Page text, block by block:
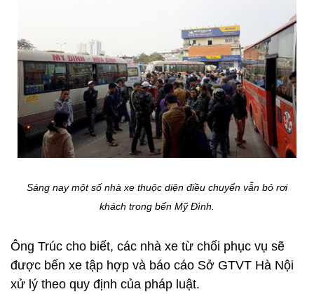
Sáng nay một số nhà xe thuộc diện điều chuyển vẫn bỏ rơi
khách trong bến Mỹ Đình.
Ông Trúc cho biết, các nhà xe từ chối phục vụ sẽ
được bến xe tập hợp và báo cáo Sở GTVT Hà Nội
xử lý theo quy định của pháp luật.